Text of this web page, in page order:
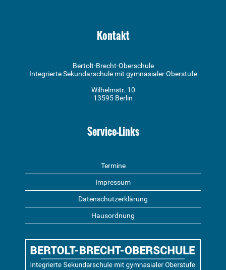
Kontakt
Bertolt-Brecht-Oberschule
Integrierte Sekundarschule mit gymnasialer Oberstufe
Wilhelmstr. 10
13595 Berlin
Service-Links
Termine
Impressum
Datenschutzerklärung
Hausordnung